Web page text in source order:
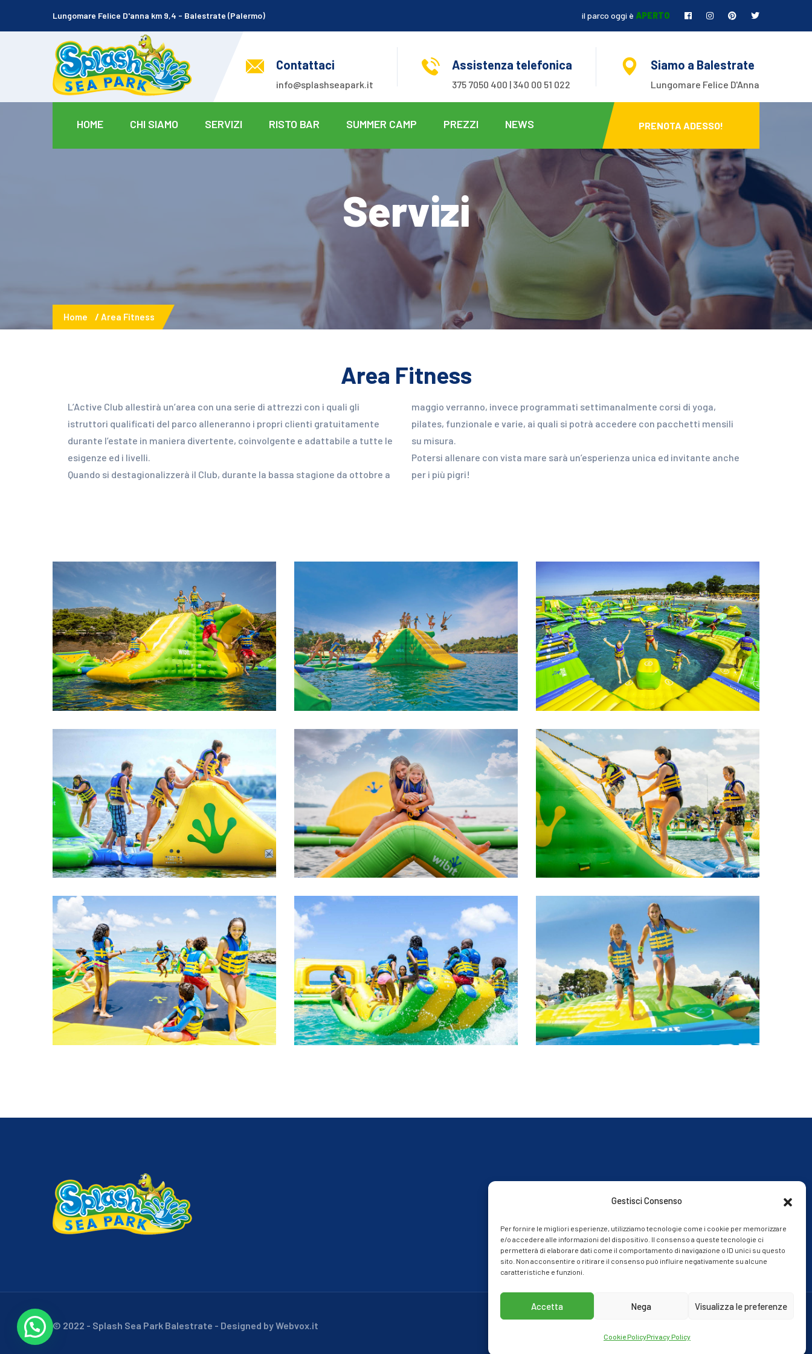
Gestisci Consenso
Per fornire le migliori esperienze, utilizziamo tecnologie come i cookie per memorizzare
e/o accedere alle informazioni del dispositivo. Il consenso a queste tecnologie ci
permetterà di elaborare dati come il comportamento di navigazione o ID unici su questo
sito. Non acconsentire o ritirare il consenso può influire negativamente su alcune
caratteristiche e funzioni.
Accetta Nega Visualizza le preferenze
Cookie PolicyPrivacy Policy
Lungomare Felice D'anna km 9,4 - Balestrate (Palermo) il parco oggi è APERTO
Contattaci
info@splashseapark.it
Assistenza telefonica
375 7050 400 | 340 00 51 022
Siamo a Balestrate
Lungomare Felice D'Anna
HOME CHI SIAMO SERVIZI RISTO BAR SUMMER CAMP PREZZI NEWS PRENOTA ADESSO!
Servizi
Home Area Fitness
Area Fitness
L’Active Club allestirà un’area con una serie di attrezzi con i quali gli
istruttori qualificati del parco alleneranno i propri clienti gratuitamente
durante l’estate in maniera divertente, coinvolgente e adattabile a tutte le
esigenze ed i livelli.
Quando si destagionalizzerà il Club, durante la bassa stagione da ottobre a
maggio verranno, invece programmati settimanalmente corsi di yoga,
pilates, funzionale e varie, ai quali si potrà accedere con pacchetti mensili
su misura.
Potersi allenare con vista mare sarà un’esperienza unica ed invitante anche
per i più pigri!
© 2022 - Splash Sea Park Balestrate - Designed by Webvox.it